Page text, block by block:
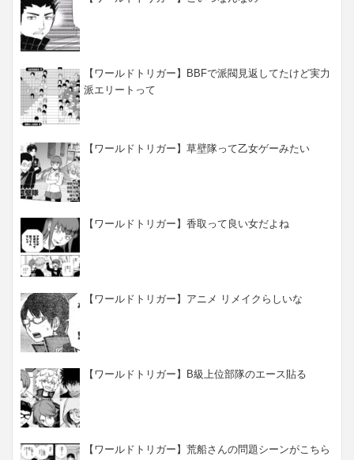
【ワールドトリガー】BBFで派閥見返してたけど実力
派エリートって
【ワールドトリガー】草壁隊って乙女ゲーみたい
【ワールドトリガー】香取って良い女だよね
【ワールドトリガー】アニメ リメイクらしいな
【ワールドトリガー】B級上位部隊のエース貼る
【ワールドトリガー】荒船さんの問題シーンがこちら